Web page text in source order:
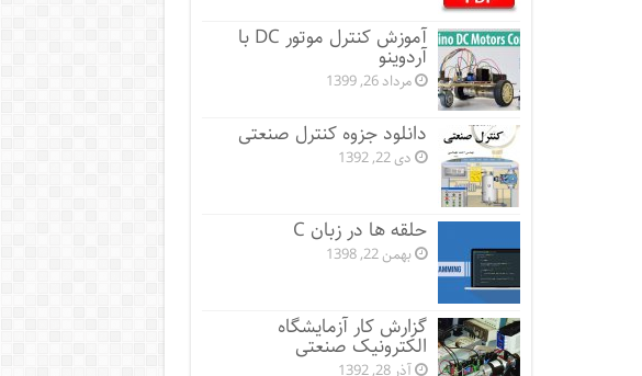
آموزش کنترل موتور DC با
آردوینو
مرداد 26, 1399
دانلود جزوه کنترل صنعتی
دی 22, 1392
حلقه ها در زبان C
بهمن 22, 1398
گزارش کار آزمایشگاه
الکترونیک صنعتی
آذر 28, 1392